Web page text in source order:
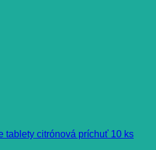
tablety citrónová príchuť 10 ks